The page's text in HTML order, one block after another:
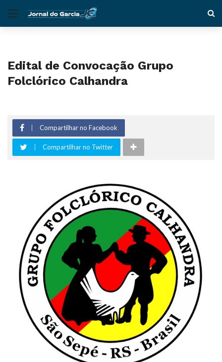
Edital de Convocação Grupo
Folclórico Calhandra
Compartilhar no Facebook
Compartilhar no Twitter